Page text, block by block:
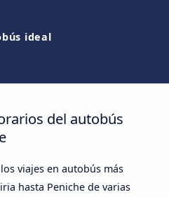
ideal
del autobús
viajes en autobús más
hasta Peniche de varias